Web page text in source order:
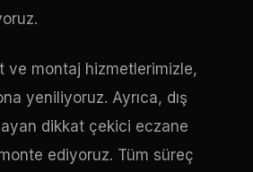
ve montaj hizmetlerimizle,
yeniliyoruz. Ayrıca, dış
dikkat çekici eczane
ediyoruz. Tüm süreç